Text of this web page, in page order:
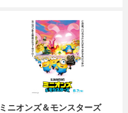
ミニオンズ＆モンスターズ